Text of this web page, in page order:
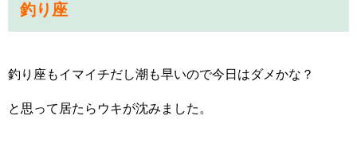
釣り座
釣り座もイマイチだし潮も早いので今日はダメかな？
と思って居たらウキが沈みました。